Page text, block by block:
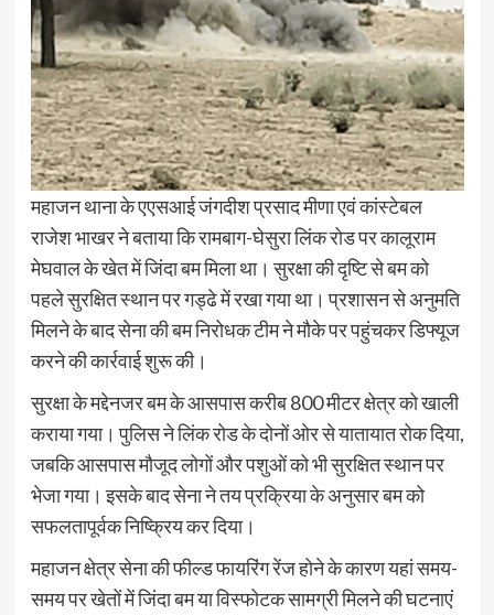
महाजन थाना के एएसआई जंगदीश प्रसाद मीणा एवं कांस्टेबल
राजेश भाखर ने बताया कि रामबाग-घेसुरा लिंक रोड पर कालूराम
मेघवाल के खेत में जिंदा बम मिला था। सुरक्षा की दृष्टि से बम को
पहले सुरक्षित स्थान पर गड्ढे में रखा गया था। प्रशासन से अनुमति
मिलने के बाद सेना की बम निरोधक टीम ने मौके पर पहुंचकर डिफ्यूज
करने की कार्रवाई शुरू की।
सुरक्षा के मद्देनजर बम के आसपास करीब 800 मीटर क्षेत्र को खाली
कराया गया। पुलिस ने लिंक रोड के दोनों ओर से यातायात रोक दिया,
जबकि आसपास मौजूद लोगों और पशुओं को भी सुरक्षित स्थान पर
भेजा गया। इसके बाद सेना ने तय प्रक्रिया के अनुसार बम को
सफलतापूर्वक निष्क्रिय कर दिया।
महाजन क्षेत्र सेना की फील्ड फायरिंग रेंज होने के कारण यहां समय-
समय पर खेतों में जिंदा बम या विस्फोटक सामग्री मिलने की घटनाएं